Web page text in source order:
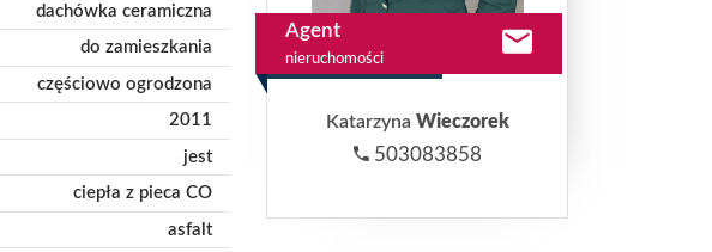
dachówka ceramiczna
do zamieszkania
częściowo ogrodzona
2011
jest
ciepła z pieca CO
asfalt
Agent
nieruchomości
Katarzyna Wieczorek
503083858